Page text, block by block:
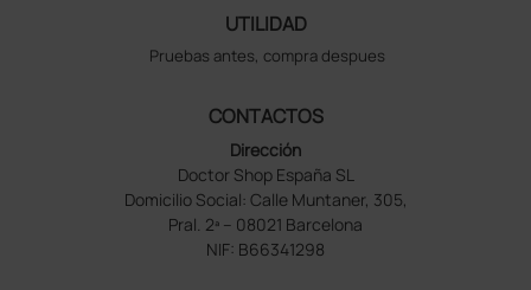
UTILIDAD
Pruebas antes, compra despues
CONTACTOS
Dirección
Doctor Shop España SL
Domicilio Social: Calle Muntaner, 305,
Pral. 2ª – 08021 Barcelona
NIF: B66341298